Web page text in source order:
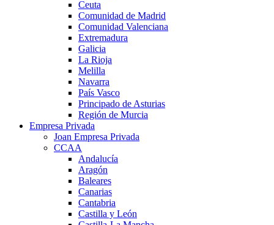
Ceuta
Comunidad de Madrid
Comunidad Valenciana
Extremadura
Galicia
La Rioja
Melilla
Navarra
País Vasco
Principado de Asturias
Región de Murcia
Empresa Privada
Joan Empresa Privada
CCAA
Andalucía
Aragón
Baleares
Canarias
Cantabria
Castilla y León